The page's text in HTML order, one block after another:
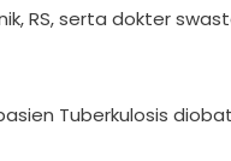
RS, serta dokter
Tuberkulosis